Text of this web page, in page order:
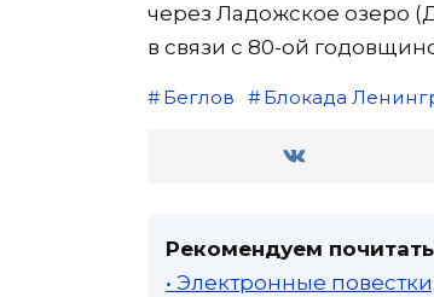
через Ладожское озеро
в связи с 80-ой
Беглов Блокада
Рекомендуем
• Электронные